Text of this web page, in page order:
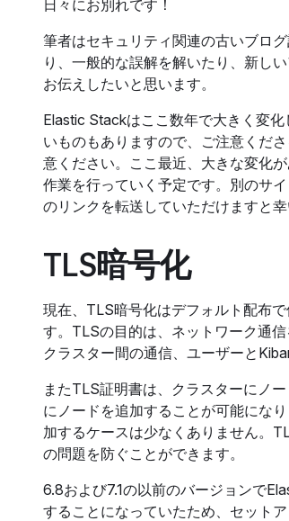
日々にお別れです！
筆者はセキュリティ関連の古いブロ
り、一般的な誤解を解いたり、新し
お伝えしたいと思います。
Elastic Stackはここ数年で大きく変
いものもありますので、ご注意くだ
意ください。ここ最近、大きな変化
作業を行っていく予定です。別のサ
のリンクを転送していただけますと幸
TLS暗号化
現在、TLS暗号化はデフォルト配布
す。TLSの目的は、ネットワーク通
クラスター間の通信、ユーザーと
またTLS証明書は、クラスターにノ
にノードを追加することが可能にな
加するケースは少なくありません。
の問題を防ぐことができます。
6.8および7.1の以前のバージョンで
することになっていたため、セット